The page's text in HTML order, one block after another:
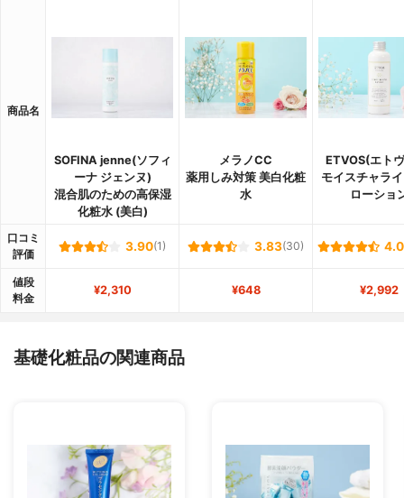
商品名
SOFINA jenne(ソフィ
ーナ ジェンヌ)
混合肌のための高保湿
化粧水 (美白)
メラノCC
薬用しみ対策 美白化粧
水
ETVOS(エト
モイスチャラ
ローショ
口コミ
評価
3.90(1) 3.83(30)
値段
料金
¥2,310 ¥648 ¥2,992
基礎化粧品の関連商品